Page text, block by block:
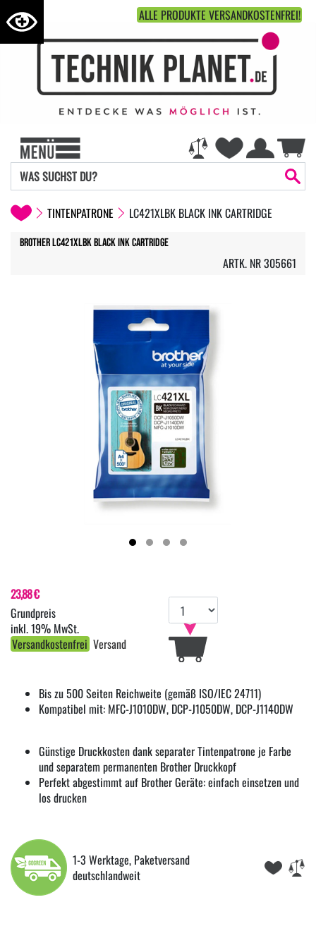
ALLE PRODUKTE VERSANDKOSTENFREI!
TINTENPATRONE LC421XLBK BLACK INK CARTRIDGE
Brother LC421XLBK Black Ink Cartridge
ARTK. NR 305661
Bis zu 500 Seiten Reichweite (gemäß ISO/IEC 24711)
Kompatibel mit: MFC-J1010DW, DCP-J1050DW, DCP-J1140DW
Günstige Druckkosten dank separater Tintenpatrone je Farbe
und separatem permanenten Brother Druckkopf
Perfekt abgestimmt auf Brother Geräte: einfach einsetzen und
los drucken
1-3 Werktage, Paketversand
deutschlandweit
23,88 €
inkl. 19% MwSt.
Versandkostenfrei Versand